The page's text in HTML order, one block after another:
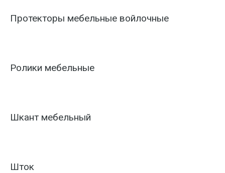
Протекторы мебельные войлочные
Ролики мебельные
Шкант мебельный
Шток